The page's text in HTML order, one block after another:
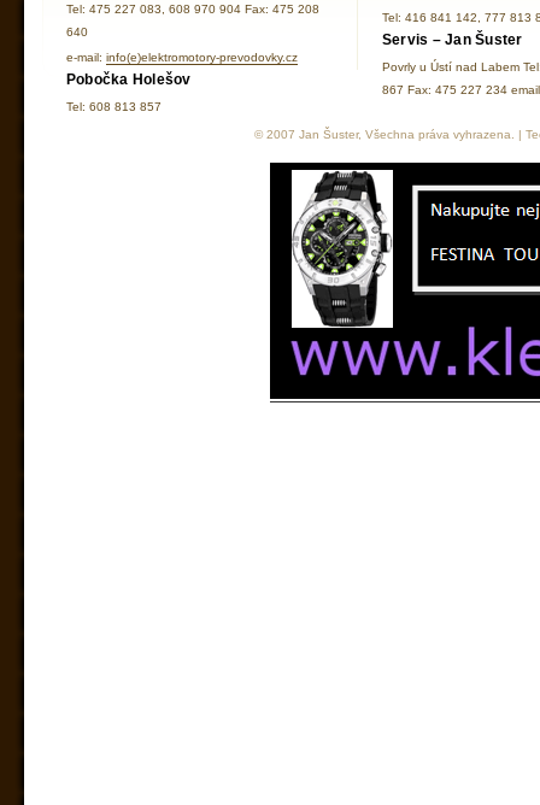
Tel: 475 227 083, 608 970 904 Fax: 475 208
640
e-mail: info(e)elektromotory-prevodovky.cz
Pobočka Holešov
Tel: 608 813 857
Tel: 416 841 142, 777 813
Servis – Jan Šuster
Povrly u Ústí nad Labem
867 Fax: 475 227 234
© 2007 Jan Šuster, Všechna práva vyhrazena. |